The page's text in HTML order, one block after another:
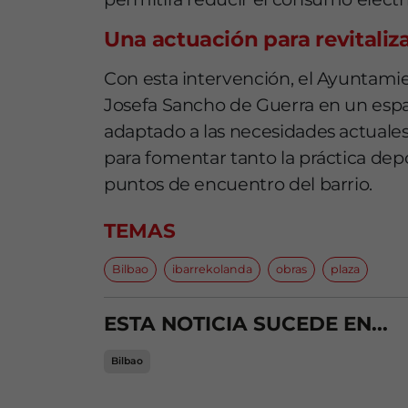
Una actuación para
Con esta intervención, el
Josefa Sancho de Guerra en un
adaptado a las necesidades
para fomentar tanto la práctica
puntos de encuentro del barrio.
TEMAS
Bilbao ibarrekolanda obras plaza
ESTA NOTICIA SUCEDE EN...
Bilbao